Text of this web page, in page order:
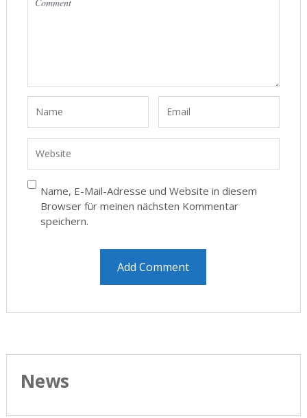
Name, E-Mail-Adresse und Website in diesem
Browser für meinen nächsten Kommentar
speichern.
News